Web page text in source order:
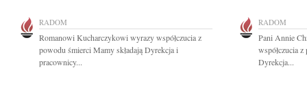
RADOM
Romanowi Kucharczykowi wyrazy współczucia z
powodu śmierci Mamy składają Dyrekcja i
pracownicy...
RADOM
Pani Annie
współczucia
Dyrekcja...